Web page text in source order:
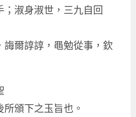
；淑身淑世，三九自回
誨爾諄諄，黽勉從事，欽
頒下之玉旨也。